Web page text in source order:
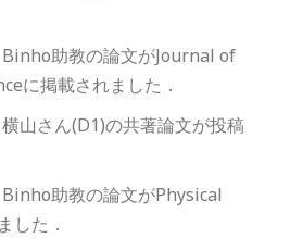
助教の論文がJournal of
に掲載されました．
山さん(D1)の共著論文が投稿
助教の論文がPhysical
した．